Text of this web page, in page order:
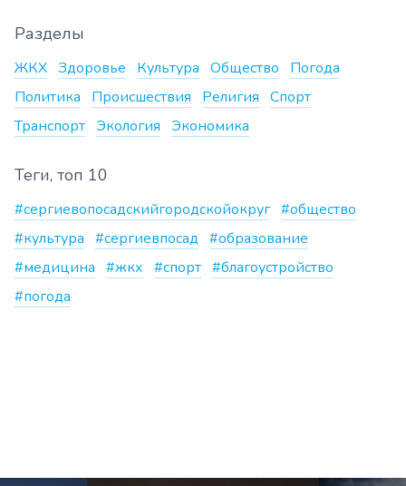
Разделы
ЖКХ Здоровье Культура Общество
Погода
Политика
Происшествия Религия Спорт
Транспорт Экология Экономика
Теги, топ 10
#сергиевопосадскийгородскойокруг #общество
#культура #сергиевпосад #образование
#медицина #жкх #спорт #благоустройство
#погода